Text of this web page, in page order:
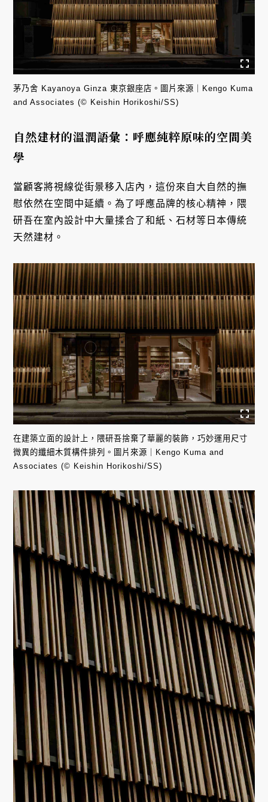
茅乃舍 Kayanoya Ginza 東京銀座店。圖片來源｜Kengo Kuma
and Associates (© Keishin Horikoshi/SS)
自然建材的溫潤語彙：呼應純粹原味的空間美
學
當顧客將視線從街景移入店內，這份來自大自然的撫
慰依然在空間中延續。為了呼應品牌的核心精神，隈
研吾在室內設計中大量揉合了和紙、石材等日本傳統
天然建材。
在建築立面的設計上，隈研吾捨棄了華麗的裝飾，巧妙運用尺寸
微異的纖細木質構件排列。圖片來源｜Kengo Kuma and
Associates (© Keishin Horikoshi/SS)